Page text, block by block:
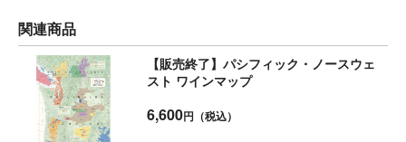
関連商品
【販売終了】パシフィック・ノースウェ
スト ワインマップ
6,600円（税込）